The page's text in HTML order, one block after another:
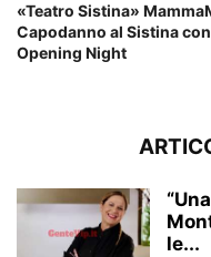
«Teatro Sistina»
Capodanno al Sistina con
Opening Night
le...